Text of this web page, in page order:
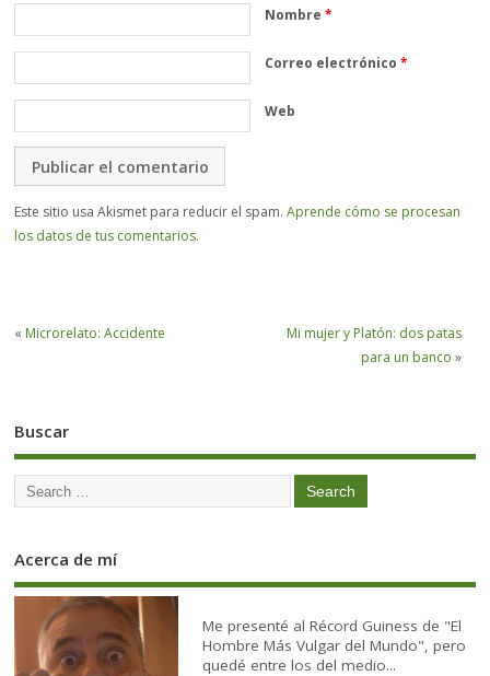
Nombre*
Correo electrónico*
Web
Este sitio usa Akismet para reducir el spam.Aprende cómo se procesan
los datos de tus comentarios.
« Microrelato: Accidente
Mi mujer y Platón: dos patas
para un banco »
Buscar
Acerca de mí
Me presenté al Récord Guiness de "El
Hombre Más Vulgar del Mundo", pero
quedé entre los del medio...